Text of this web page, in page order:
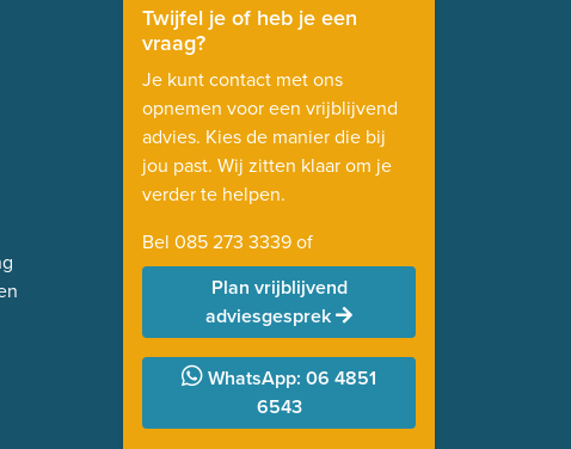
Twijfel je of heb je een
vraag?
Je kunt contact met ons
opnemen voor een vrijblijvend
advies. Kies de manier die bij
jou past. Wij zitten klaar om je
verder te helpen.
Bel 085 273 3339of
Plan vrijblijvend
adviesgesprek
WhatsApp: 06 4851
6543